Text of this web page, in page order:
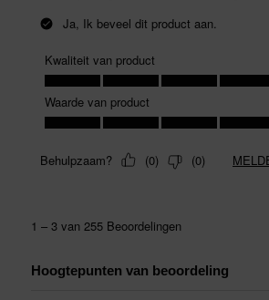
Hoogtepunten van beoordeling